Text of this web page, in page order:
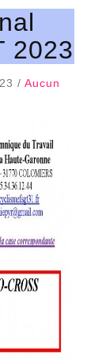
2023
/ Aucun